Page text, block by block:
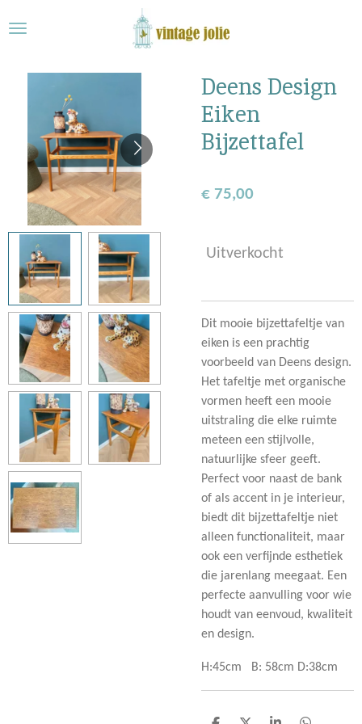
direct
hoofdinhoud
Deens Design
Eiken
Bijzettafel
€ 75,00
Uitverkocht
Dit mooie bijzettafeltje van
eiken is een prachtig
voorbeeld van Deens design.
Het tafeltje met organische
vormen heeft een mooie
uitstraling die elke ruimte
meteen een stijlvolle,
natuurlijke sfeer geeft.
Perfect voor naast de bank
of als accent in je interieur,
biedt dit bijzettafeltje niet
alleen functionaliteit, maar
ook een verfijnde esthetiek
die jarenlang meegaat. Een
perfecte aanvulling voor wie
houdt van eenvoud, kwaliteit
en design.
H:45cm B: 58cm D:38cm